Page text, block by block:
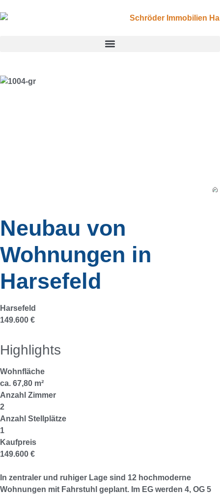
Neubau von
Wohnungen in
Harsefeld
Harsefeld
149.600 €
Highlights
Wohnfläche
ca. 67,80 m²
Anzahl Zimmer
2
Anzahl Stellplätze
1
Kaufpreis
149.600 €
In zentraler und ruhiger Lage sind 12 hochmoderne
Wohnungen mit Fahrstuhl geplant. Im EG werden 4, OG 5